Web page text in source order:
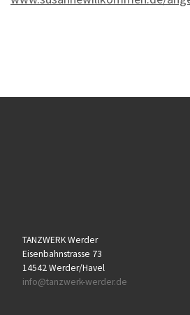
TANZWERK Werder
Eisenbahnstrasse 73
14542 Werder/Havel
info@tanzwerk-werder.de